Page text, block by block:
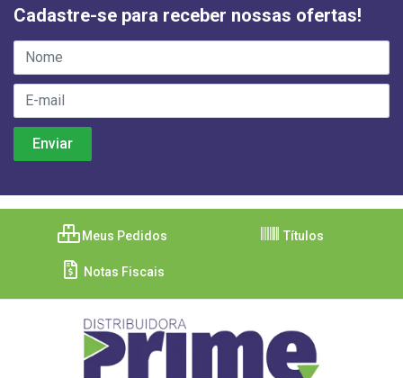
Cadastre-se para receber nossas ofertas!
Meus Pedidos Títulos
Notas Fiscais